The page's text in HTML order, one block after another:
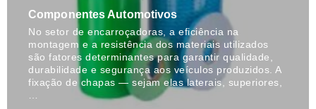
Componentes Automotivos
No setor de encarroçadoras, a eficiência na
montagem e a resistência dos materiais utilizados
são fatores determinantes para garantir qualidade,
durabilidade e segurança aos veículos produzidos. A
fixação de chapas — sejam elas laterais, superiores,